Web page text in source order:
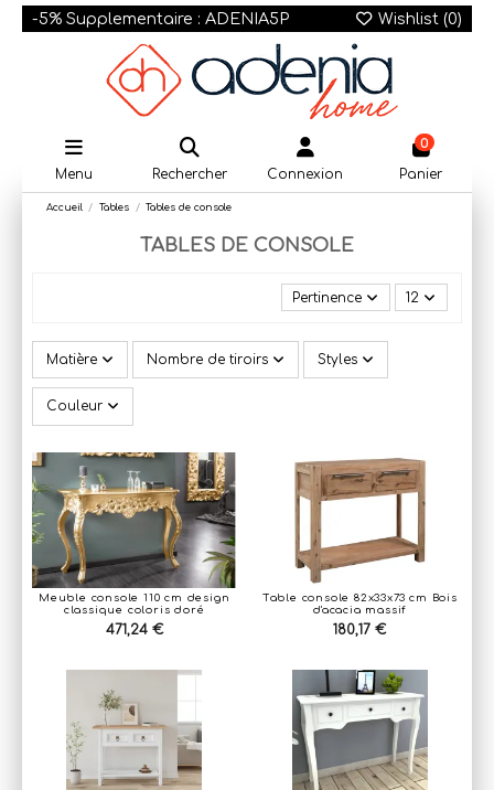
-5% Supplementaire : ADENIA5P Wishlist (0)
Menu Rechercher Connexion
0
Panier
Accueil Tables Tables de console
TABLES DE CONSOLE
Pertinence 12
Matière Nombre de tiroirs Styles
Couleur
Meuble console 110 cm design
classique coloris doré
471,24 €
Table console 82x33x73 cm Bois
d'acacia massif
180,17 €